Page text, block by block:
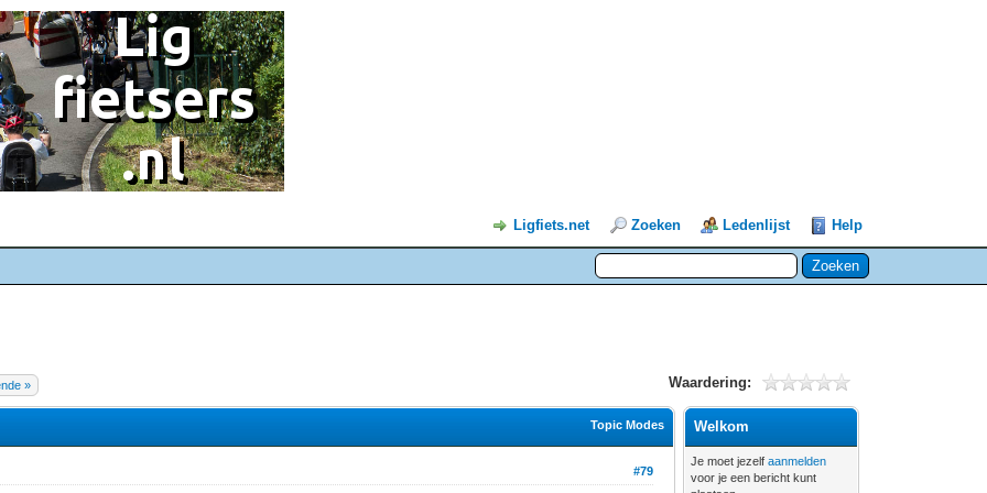
Ligfiets.net Zoeken Ledenlijst Help
» Waardering:
Topic Modes
#79
Welkom
Je moet jezelfaanmelden
voor je een bericht kunt